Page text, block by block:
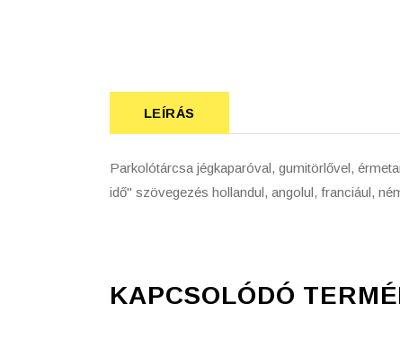
LEÍRÁS
Parkolótárcsa jégkaparóval, gumitörlővel,
idő" szövegezés hollandul, angolul, franciául,
KAPCSOLÓDÓ